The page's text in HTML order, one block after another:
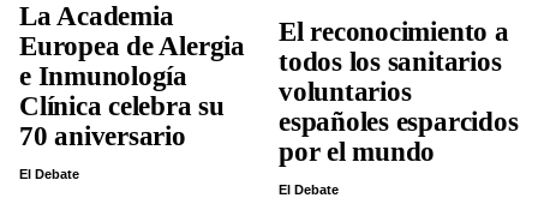
La Academia
Europea de Alergia
e Inmunología
Clínica celebra su
70 aniversario
El Debate
El reconocimiento a
todos los sanitarios
voluntarios
españoles esparcidos
por el mundo
El Debate